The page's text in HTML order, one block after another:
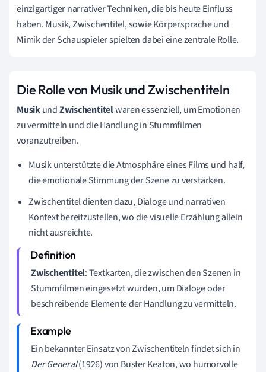
einzigartiger narrativer Techniken, die bis heute Einfluss
haben. Musik, Zwischentitel, sowie Körpersprache und
Mimik der Schauspieler spielten dabei eine zentrale Rolle.
Die Rolle von Musik und Zwischentiteln
MusikundZwischentitelwaren essenziell, um Emotionen
zu vermitteln und die Handlung in Stummfilmen
voranzutreiben.
Musik unterstützte die Atmosphäre eines Films und half,
die emotionale Stimmung der Szene zu verstärken.
Zwischentitel dienten dazu, Dialoge und narrativen
Kontext bereitzustellen, wo die visuelle Erzählung allein
nicht ausreichte.
Zwischentitel: Textkarten, die zwischen den Szenen in
Stummfilmen eingesetzt wurden, um Dialoge oder
beschreibende Elemente der Handlung zu vermitteln.
Ein bekannter Einsatz von Zwischentiteln findet sich in
Der General(1926) von Buster Keaton, wo humorvolle